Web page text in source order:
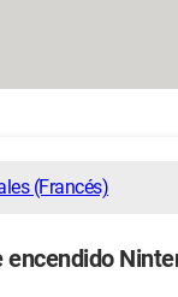
(Francés)
encendido